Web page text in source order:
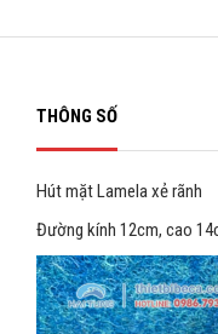
THÔNG SỐ
Hút mặt Lamela xẻ rãnh
Đường kính 12cm, cao